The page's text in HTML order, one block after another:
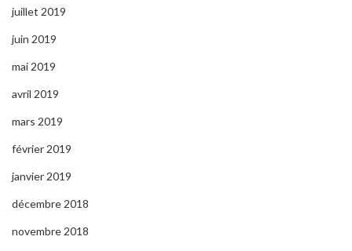
juillet 2019
juin 2019
mai 2019
avril 2019
mars 2019
février 2019
janvier 2019
décembre 2018
novembre 2018